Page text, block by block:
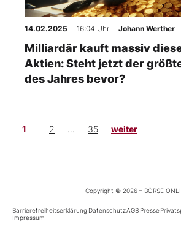
14.02.2025 · 16:04 Uhr · Johann Werther
Milliardär kauft massiv
Aktien: Steht jetzt der
des Jahres bevor?
1 2 ... 35 weiter
Copyright © 2026 – BÖRSE
Barrierefreiheitserklärung DatenschutzAGB Presse
Impressum